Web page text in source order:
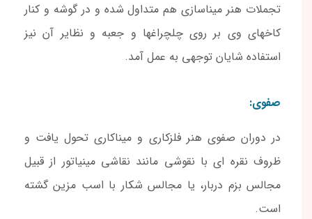
تجملات هنر میناسازی هم متداول شده و در گوشه و کنار
کاخهای وی بر روی چلچراغها و جعبه و نظایر آن نیز
استفاده شایان توجهی به عمل آمد.
صفوی:
در دوران صفوی هنر فلزکاری و میناکاری تحول یافت و
ظروف نقره ای با نقوشی مانند نقاشی مینیاتور از قبیل
مجالس بزم دربار، یا مجالس شکار با اسب مزین گشته
است.